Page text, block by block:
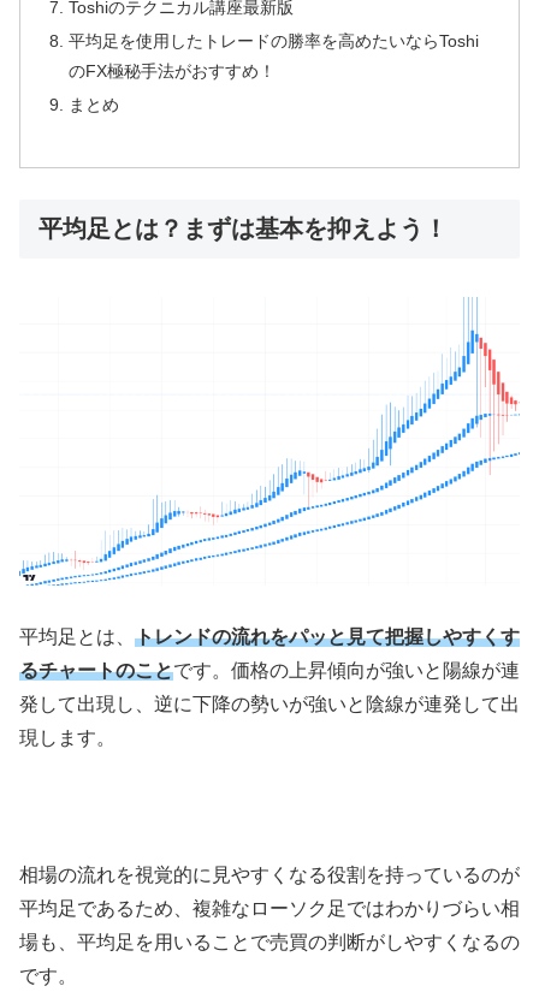
Toshiのテクニカル講座最新版
平均足を使用したトレードの勝率を高めたいならToshi
のFX極秘手法がおすすめ！
まとめ
平均足とは？まずは基本を抑えよう！
平均足とは、 トレンドの流れをパッと見て把握しやすくす
るチャートのことです。価格の上昇傾向が強いと陽線が連
発して出現し、逆に下降の勢いが強いと陰線が連発して出
現します。
相場の流れを視覚的に見やすくなる役割を持っているのが
平均足であるため、複雑なローソク足ではわかりづらい相
場も、平均足を用いることで売買の判断がしやすくなるの
です。